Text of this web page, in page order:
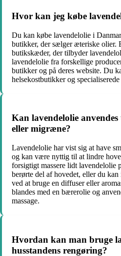
Hvor kan jeg købe
Du kan købe lavendelolie i
butikker, der sælger æteriske olier.
butikskæder, der tilbyder
lavendelolie fra forskellige
butikker og på deres website. Du
helsekostbutikker og
Kan lavendelolie
eller migræne?
Lavendelolie har vist sig at have
og kan være nyttig til at lindre
forsigtigt massere lidt lavendelolie
berørte del af hovedet, eller du
ved at bruge en diffuser eller
blandes med en bærerolie og
massage.
Hvordan kan man bruge
husstandens rengøring?